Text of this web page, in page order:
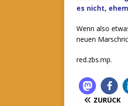
es nicht,
Wenn also
neuen
red.zbs.mp.
ZURÜCK